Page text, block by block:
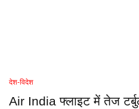
देश-विदेश
Air India फ्लाइट में तेज